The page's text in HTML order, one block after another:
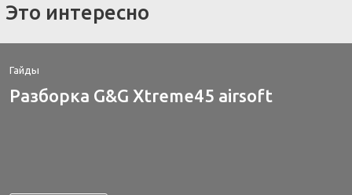
Это интересно
Гайды
Разборка G&G Xtreme45 airsoft